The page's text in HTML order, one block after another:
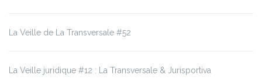
La Veille de La Transversale #52
La Veille juridique #12 : La Transversale & Jurisportiva